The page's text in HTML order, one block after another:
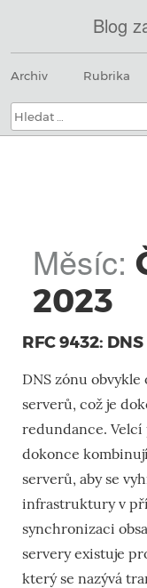
Blog
@
IN
SOA
nic.cz.
Menu
na
Archiv Rubrika
Hledat:
Měsíc:
2023
RFC 9432:
DNS zónu
serverů, což je
redundance.
dokonce
serverů, aby se
infrastruktury v
synchronizaci
servery existuje
který se nazývá